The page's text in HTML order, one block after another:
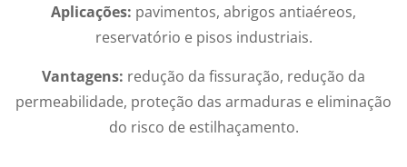
Aplicações: pavimentos, abrigos antiaéreos,
reservatório e pisos industriais.
Vantagens: redução da fissuração, redução da
permeabilidade, proteção das armaduras e eliminação
do risco de estilhaçamento.